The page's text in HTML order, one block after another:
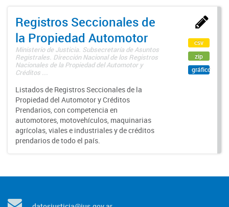
Registros Seccionales de
la Propiedad Automotor
Ministerio de Justicia. Subsecretaría de Asuntos
Registrales. Dirección Nacional de los Registros
Nacionales de la Propiedad del Automotor y
Créditos ...
Listados de Registros Seccionales de la
Propiedad del Automotor y Créditos
Prendarios, con competencia en
automotores, motovehículos, maquinarias
agrícolas, viales e industriales y de créditos
prendarios de todo el país.
csv
zip
gráfico